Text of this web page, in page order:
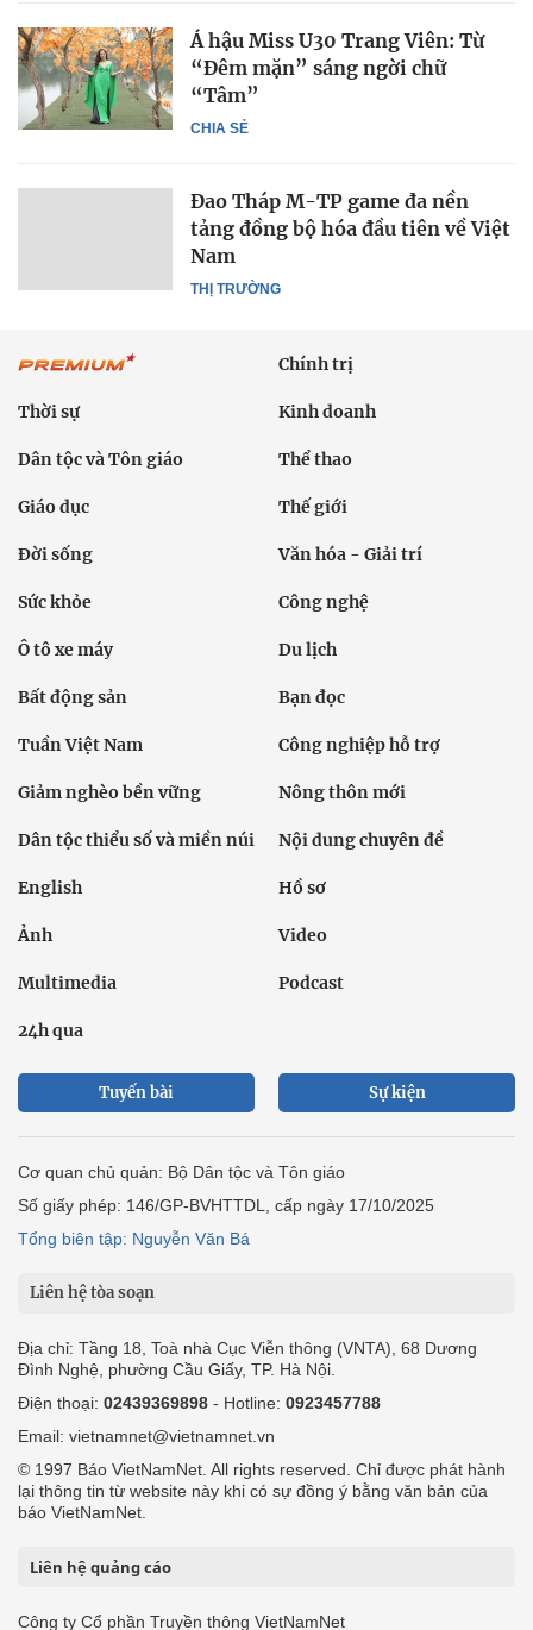
CHIA SẺ
Á hậu Miss U30 Trang Viên: Từ
“Đêm mặn” sáng ngời chữ
“Tâm”
THỊ TRƯỜNG
Đao Tháp M-TP game đa nền
tảng đồng bộ hóa đầu tiên về Việt
Nam
Chính trị
Thời sự Kinh doanh
Dân tộc và Tôn giáo Thể thao
Giáo dục Thế giới
Đời sống Văn hóa - Giải trí
Sức khỏe Công nghệ
Ô tô xe máy Du lịch
Bất động sản Bạn đọc
Tuần Việt Nam Công nghiệp hỗ trợ
Giảm nghèo bền vững Nông thôn mới
Dân tộc thiểu số và miền núi Nội dung chuyên đề
English Hồ sơ
Ảnh Video
Multimedia Podcast
24h qua
Tuyến bài Sự kiện
Cơ quan chủ quản: Bộ Dân tộc và Tôn giáo
Số giấy phép: 146/GP-BVHTTDL, cấp ngày 17/10/2025
Tổng biên tập: Nguyễn Văn Bá
Liên hệ tòa soạn
Địa chỉ: Tầng 18, Toà nhà Cục Viễn thông (VNTA), 68 Dương
Đình Nghệ, phường Cầu Giấy, TP. Hà Nội.
Điện thoại: 02439369898 - Hotline: 0923457788
Email: vietnamnet@vietnamnet.vn
© 1997 Báo VietNamNet. All rights reserved. Chỉ được phát hành
lại thông tin từ website này khi có sự đồng ý bằng văn bản của
báo VietNamNet.
Liên hệ quảng cáo
Công ty Cổ phần Truyền thông VietNamNet